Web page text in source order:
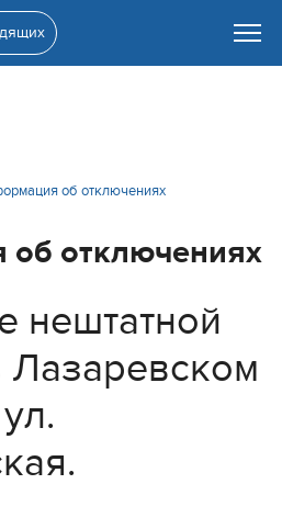
об отключениях
отключениях
нештатной
Лазаревском